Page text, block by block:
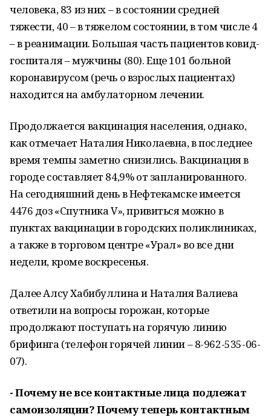
человека, 83 из них – в состоянии средней
тяжести, 40 – в тяжелом состоянии, в том числе 4
– в реанимации. Большая часть пациентов ковид-
госпиталя – мужчины (80). Еще 101 больной
коронавирусом (речь о взрослых пациентах)
находится на амбулаторном лечении.
Продолжается вакцинация населения, однако,
как отмечает Наталия Николаевна, в последнее
время темпы заметно снизились. Вакцинация в
городе составляет 84,9% от запланированного.
На сегодняшний день в Нефтекамске имеется
4476 доз «Спутника V», привиться можно в
пунктах вакцинации в городских поликлиниках,
а также в торговом центре «Урал» во все дни
недели, кроме воскресенья.
Далее Алсу Хабибуллина и Наталия Валиева
ответили на вопросы горожан, которые
продолжают поступать на горячую линию
брифинга (телефон горячей линии – 8-962-535-06-
07).
- Почему не все контактные лица подлежат
самоизоляции? Почему теперь контактным